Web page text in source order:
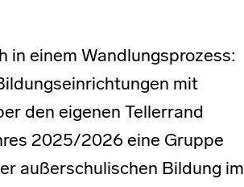
in einem Wandlungsprozess:
mit
den eigenen Tellerrand
2025/2026 eine Gruppe
außerschulischen Bildung im